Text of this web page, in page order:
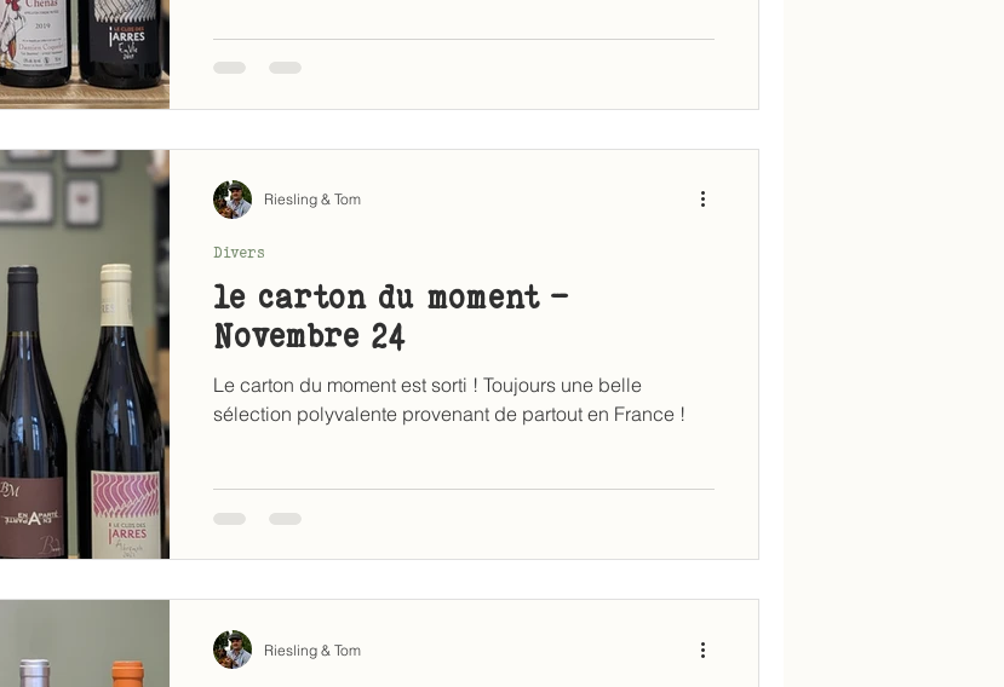
le carton du moment -
Novembre 24
Le carton du moment est sorti ! Toujours une belle
sélection polyvalente provenant de partout en France !
Divers
Riesling & Tom
Riesling & Tom